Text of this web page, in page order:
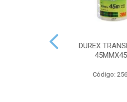
DUREX
Código: